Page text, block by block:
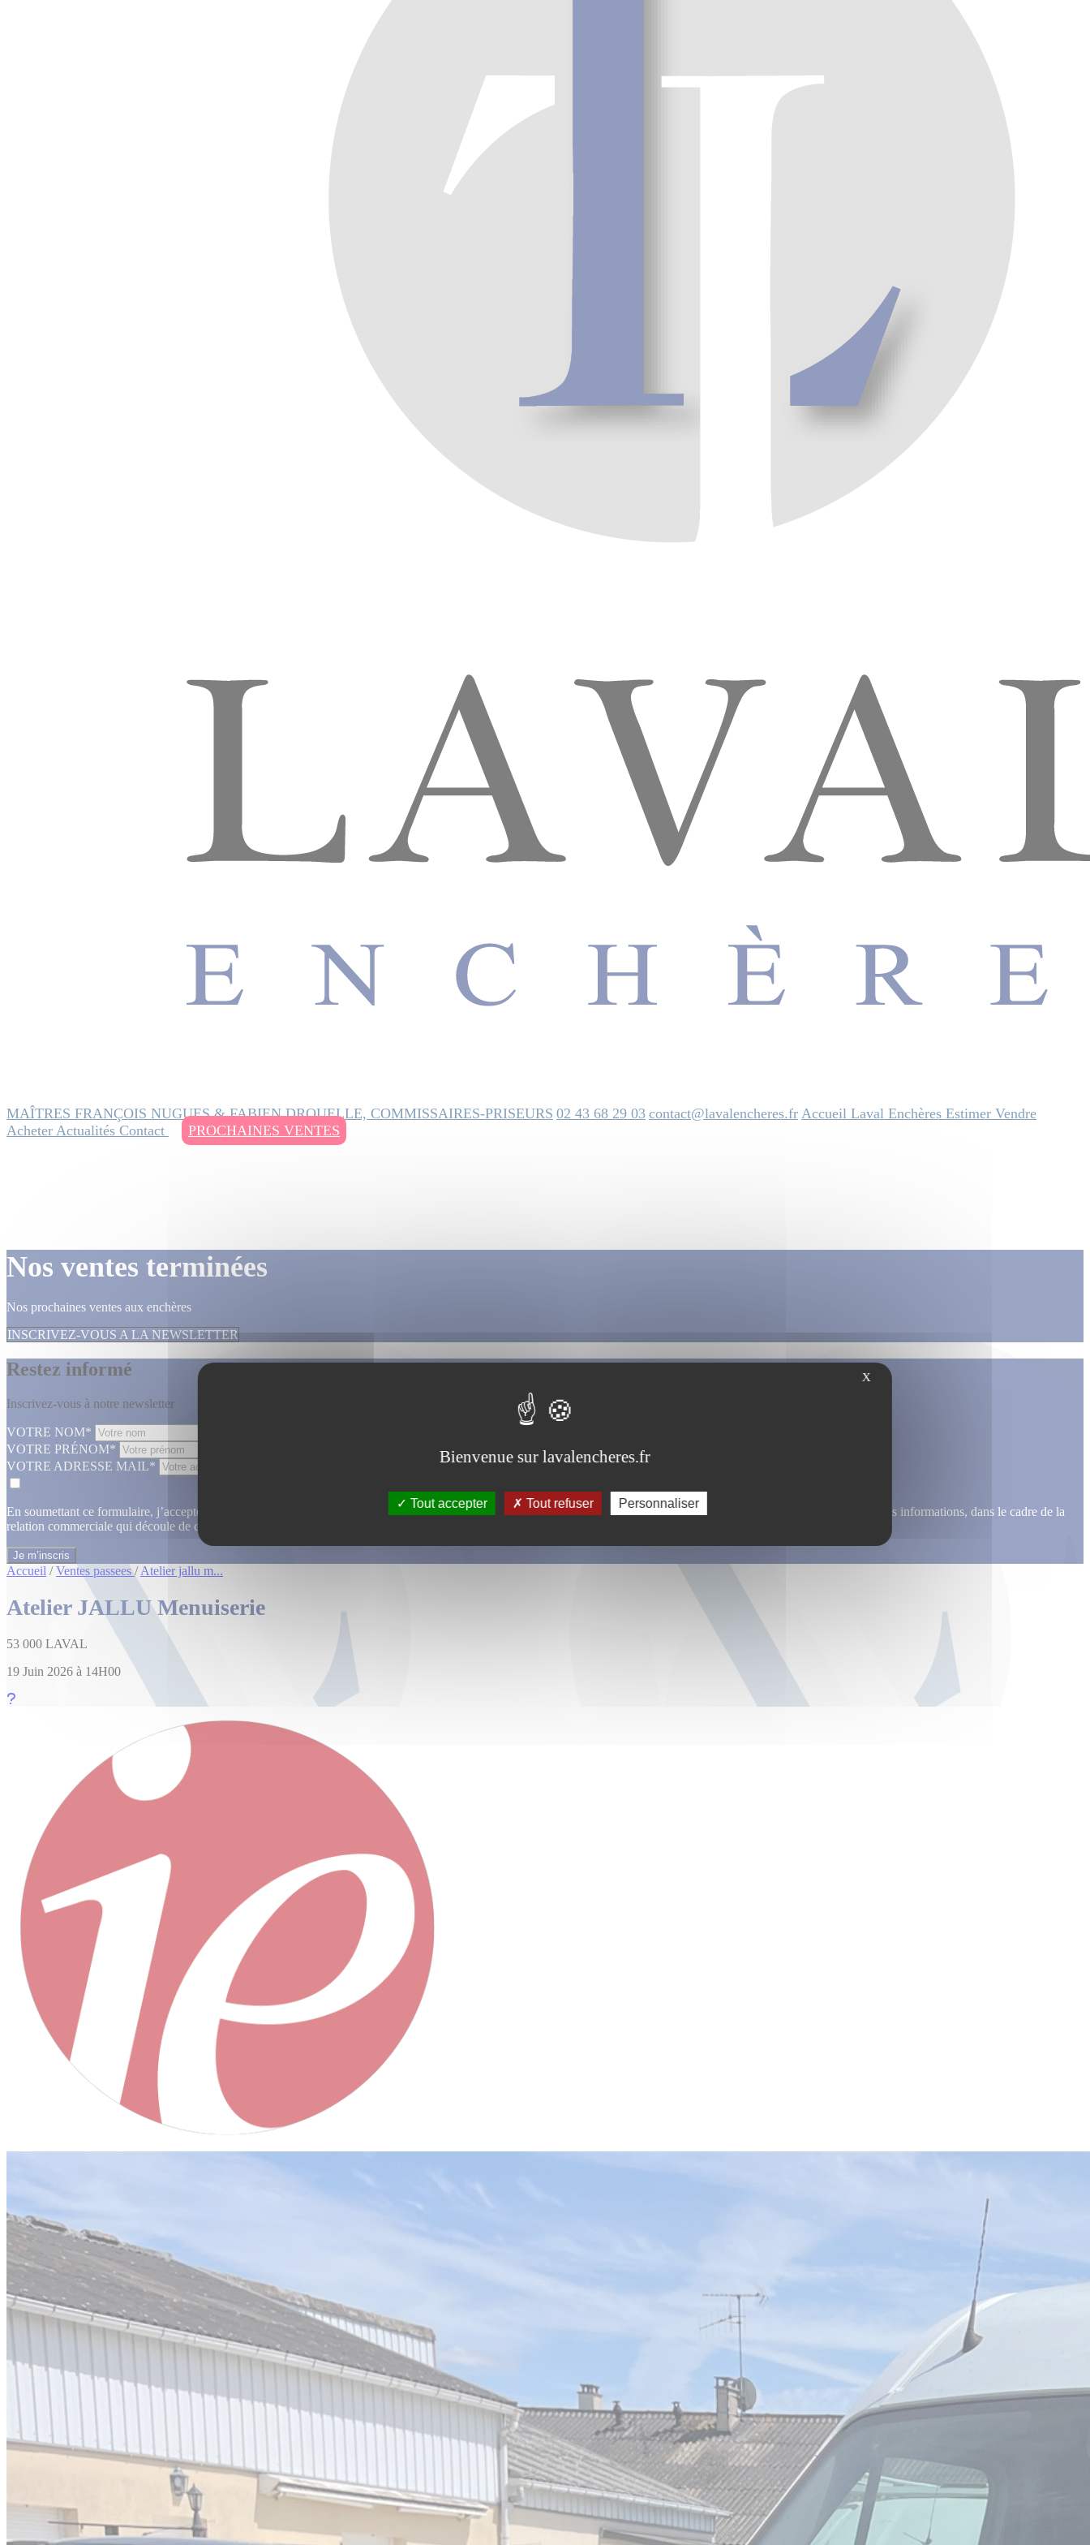
MAÎTRES FRANÇOIS NUGUES & FABIEN DROUELLE, COMMISSAIRES-PRISEURS 02 43 68 29 03 contact@lavalencheres.fr Accueil Laval Enchères Estimer Vendre
Acheter Actualités Contact PROCHAINES VENTES
Nos ventes terminées
Nos prochaines ventes aux enchères
INSCRIVEZ-VOUS A LA NEWSLETTER
Restez informé
Inscrivez-vous à notre newsletter
VOTRE NOM*
VOTRE PRÉNOM*
VOTRE ADRESSE MAIL*
En soumettant ce formulaire, j’accepte que les informations saisies dans ce formulaire soient utilisées, exploitées, traitées pour permettre de me recontacter, pour m’envoyer des informations, dans le cadre de la
relation commerciale qui découle de cette demande.
Accueil / Ventes passees/ Atelier jallu m...
Atelier JALLU Menuiserie
53 000 LAVAL
19 Juin 2026 à 14H00
X
Bienvenue sur lavalencheres.fr
Tout accepter Tout refuser Personnaliser